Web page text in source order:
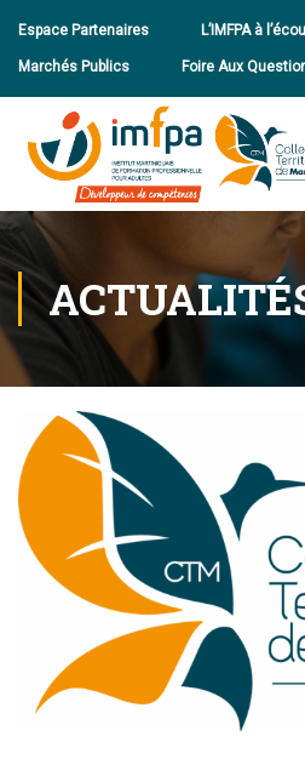
Espace Partenaires L’IMFPA à
Marchés Publics Foire Aux